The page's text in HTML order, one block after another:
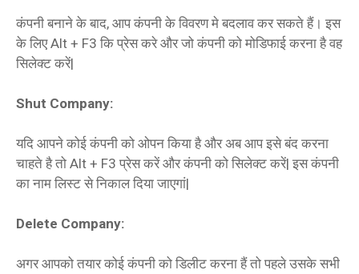
कंपनी बनाने के बाद, आप कंपनी के विवरण मे बदलाव कर सकते हैं। इस
के लिए Alt + F3 कि प्रेस करे और जो कंपनी को मोडिफाई करना है वह
सिलेक्‍ट करें|
Shut Company:
यदि आपने कोई कंपनी को ओपन किया है और अब आप इसे बंद करना
चाहते है तो Alt + F3 प्रेस करें और कंपनी को सिलेक्‍ट करें| इस कंपनी
का नाम लिस्‍ट से निकाल दिया जाएगां|
Delete Company:
अगर आपको तयार कोई कंपनी को डिलीट करना हैं तो पहले उसके सभी